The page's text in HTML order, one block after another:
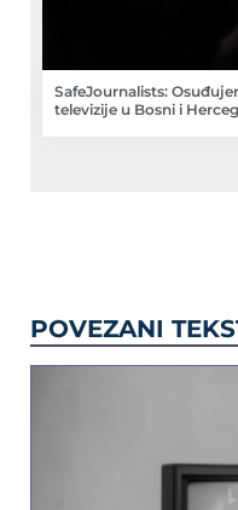
SafeJournalists:
televizije u Bosni i
POVEZANI